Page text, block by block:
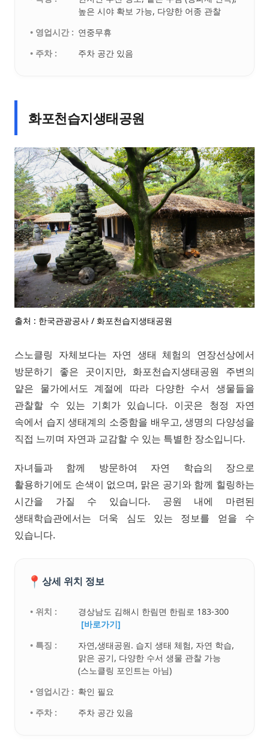
높은 시야 확보 가능, 다양한 어종 관찰
• 영업시간 : 연중무휴
• 주차 :
주차 공간 있음
화포천습지생태공원
출처 : 한국관광공사 / 화포천습지생태공원
스노클링 자체보다는 자연 생태 체험의 연장선상에서
방문하기 좋은 곳이지만, 화포천습지생태공원 주변의
얕은 물가에서도 계절에 따라 다양한 수서 생물들을
관찰할 수 있는 기회가 있습니다. 이곳은 청정 자연
속에서 습지 생태계의 소중함을 배우고, 생명의 다양성을
직접 느끼며 자연과 교감할 수 있는 특별한 장소입니다.
자녀들과 함께 방문하여 자연 학습의 장으로
활용하기에도 손색이 없으며, 맑은 공기와 함께 힐링하는
시간을 가질 수 있습니다. 공원 내에 마련된
생태학습관에서는 더욱 심도 있는 정보를 얻을 수
있습니다.
📍 상세 위치 정보
• 위치 :
경상남도 김해시 한림면 한림로 183-300
[바로가기]
• 특징 :
자연,생태공원. 습지 생태 체험, 자연 학습,
맑은 공기, 다양한 수서 생물 관찰 가능
(스노클링 포인트는 아님)
• 영업시간 : 확인 필요
• 주차 :
주차 공간 있음